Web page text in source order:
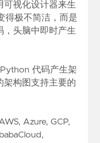
可视化设计器来生
得极不简洁，而是
，头脑中即时产生
代码产生架
架构图支持主要的
Azure, GCP,